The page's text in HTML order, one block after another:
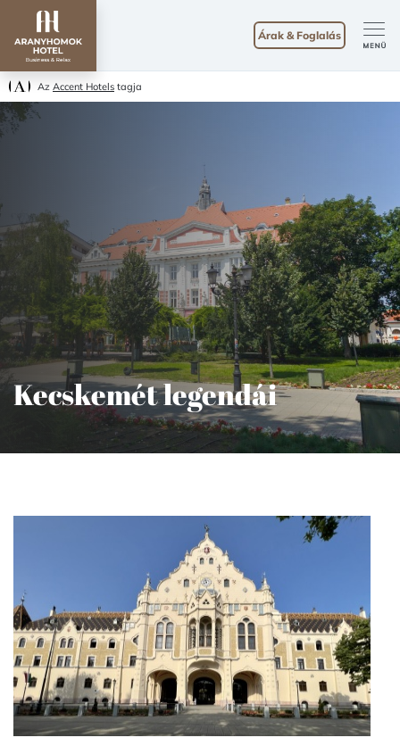
Az Accent Hotels tagja
Árak & Foglalás
Kecskemét legendái